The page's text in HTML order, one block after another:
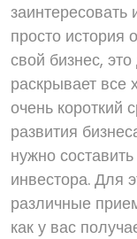
просто история
свой бизнес,
раскрывает все
очень короткий
развития
нужно
инвестора. Для
различные
как у вас